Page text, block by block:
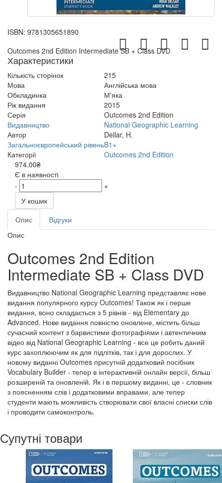
ISBN: 9781305651890
Outcomes 2nd Edition Intermediate SB + Class DVD
Характеристики
Кількість сторінок
215
Мова
Англійська мова
Обкладинка
М'яка
Рік видання
2015
Серія
Outcomes 2nd Edition
Видавництво
National Geographic Learning
Автор
Dellar, H.
Загальноєвропейський рівеньB1+
Категорії
Outcomes 2nd Edition
974.00₴
Є в наявності
-
+
У кошик
Опис
Відгуки
Опис
Outcomes 2nd Edition
Intermediate SB + Class DVD
Видавництво National Geographic Learning представляє нове
видання популярного курсу Outcomes! Також як і перше
видання, воно складається з 5 рівнів - від Elementary до
Advanced. Нове видання повністю оновлене, містить більш
сучасний контент з барвистими фотографіями і автентичним
відео від National Geographic Learning - все це робить даний
курс захоплюючим як для підлітків, так і для дорослих. У
новому виданні Outcomes присутній додатковий посібник
Vocabulary Builder - тепер в інтерактивній онлайн версії, більш
розширеній та оновленій. Як і в першому виданні, це - словник
з поясненням слів і додатковими вправами, але тепер
студенти мають можливість створювати свої власні списки слів
і проводити самоконтроль.
Супутні товари